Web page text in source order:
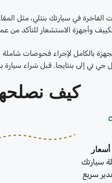
الفاخرة في سيارتك بنتلي، مثل
وأجهزة الاستشعار للتأكد
بالكامل لإجراء فحوصات
جي تي إلى بنتايجا. قبل شراء
كيف نصلحها في 3
سيارتك
سريع